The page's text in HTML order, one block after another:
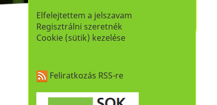
Elfelejtettem a jelszavam
Regisztrálni szeretnék
Cookie (sütik) kezelése
Feliratkozás RSS-re